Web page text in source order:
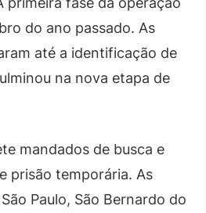
do ano passado. As
até a identificação de
na nova etapa de
mandados de busca e
prisão temporária. As
Paulo, São Bernardo do